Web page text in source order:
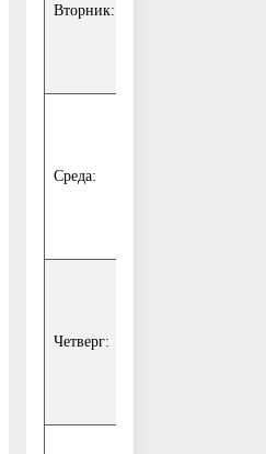
Вторник:
Среда:
Четверг: